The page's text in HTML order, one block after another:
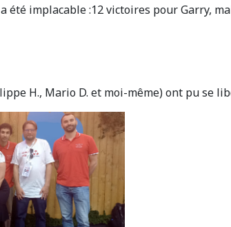
été implacable :12 victoires pour Garry,
H., Mario D. et moi-même) ont pu se